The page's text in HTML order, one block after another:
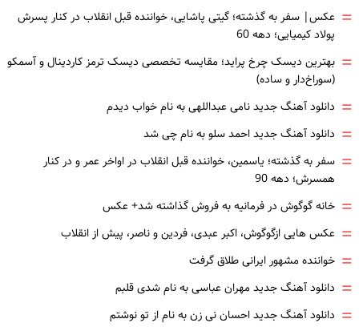
= عکس| سفر به گذشته؛ گیتی پاشایی، خواننده قبل انقلاب در کنار پسرش
پولاد کیمیایی؛ دهه 60
= بهترین دیسک چرخ پراید؛ مقایسه تخصصی دیسک ترمز کاردینال و آسمکو
(سوراخ‌دار و ساده)
= دانلود آهنگ جدید نامی عبداللهی به نام خواب دیدم
= دانلود آهنگ جدید احمد سلو به نام چی شد
= سفر به گذشته؛ یاسمین، خواننده قبل انقلاب در اواخر عمر و در کنار
همسرش؛ دهه 90
= خانه گوگوش در فرمانیه به فروش گذاشته شد+ عکس
= عکس هایی ازگوگوش، اکبر عبدی، فردین و ناصر، پیش از انقلاب
= خواننده مشهور ایرانی طلاق گرفت
= دانلود آهنگ جدید مهران عباسی به نام شدی قلبم
= دانلود آهنگ جدید احسان نی زن به نام از تو نوشتم